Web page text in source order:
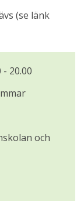
(se länk
20.00
till annan
och